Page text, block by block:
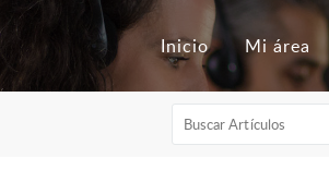
Inicio Mi área